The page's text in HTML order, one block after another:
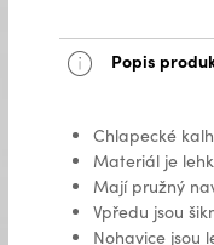
Popis
Chlapecké
Materiál je
Mají pružný
Vpředu jsou
Nohavice jsou